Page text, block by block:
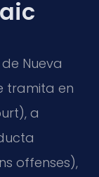
Nueva
tramita en
), a
offenses),